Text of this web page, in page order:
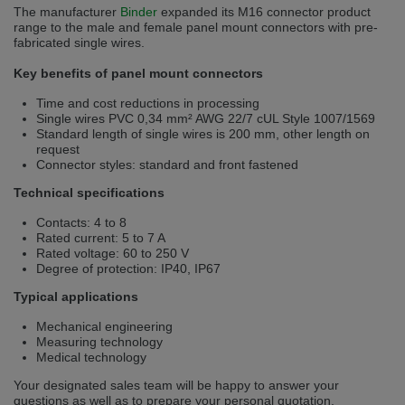
selected one. This website is also available in German. Would you like to
switch to the German version?
Switch to German version
angezeigte bevorzugt. Diese Webseite ist auch auf Deutsch verfügbar.
Möchten Sie zur Deutschen Version wechseln?
Zur deutschen Version wechseln
We have detected, that your browser prefers another language than the
selected one. This website is also available in Czech. Would you like to
switch to the Czech version?
Zdá se, že Váš prohlížeč je v jiném jazyce, než jaký je momentálně používán.
Tato stránka je k dispozici i v češtině. Chcete přepnout na českou verzi?
Přepnout na českou verzi
stránka je také k dispozici v němčině. Přejete si přejít na německou verzi?
The manufacturer Binder expanded its M16 connector product
range to the male and female panel mount connectors with pre-
fabricated single wires.
Key benefits of panel mount connectors
Time and cost reductions in processing
Single wires PVC 0,34 mm² AWG 22/7 cUL Style 1007/1569
Standard length of single wires is 200 mm, other length on
request
Connector styles: standard and front fastened
Technical specifications
Contacts: 4 to 8
Rated current: 5 to 7 A
Rated voltage: 60 to 250 V
Degree of protection: IP40, IP67
Typical applications
Mechanical engineering
Measuring technology
Medical technology
Your designated sales team will be happy to answer your
questions as well as to prepare your personal quotation.